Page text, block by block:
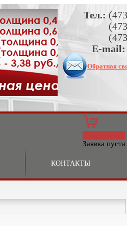
Тел.:
E-mail:
Обратная
Заявка пуста
КОНТАКТЫ